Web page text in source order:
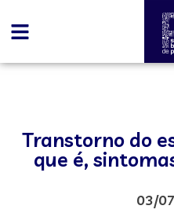
Transtorno do
que é,
03/